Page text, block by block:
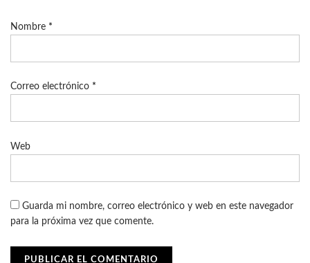
Nombre *
Correo electrónico *
Web
Guarda mi nombre, correo electrónico y web en este navegador
para la próxima vez que comente.